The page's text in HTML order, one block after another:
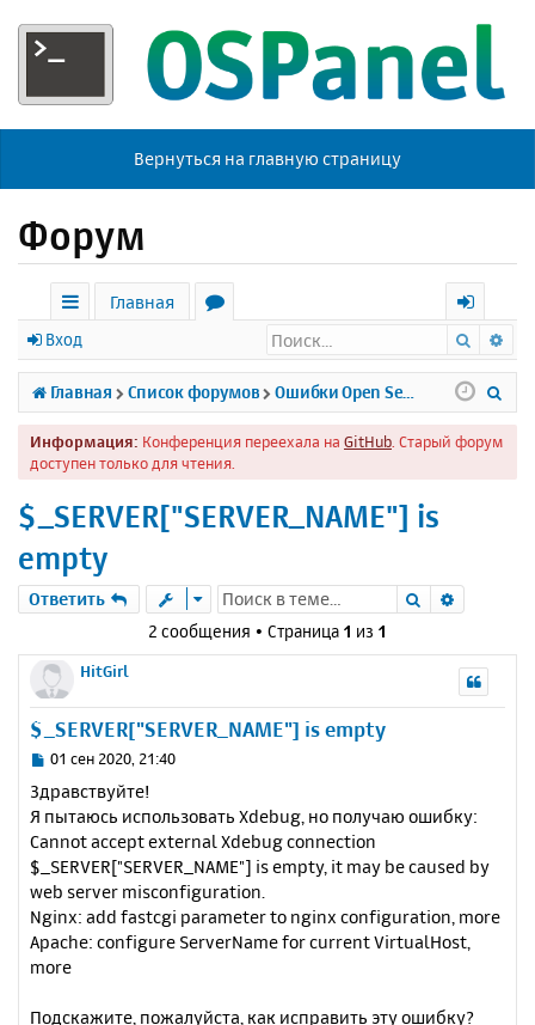
Вернуться на главную страницу
Форум
с
ы
л
к
Главная
р
у
м
х
о
д
Вход Поиск
Главная Список форумов
Информация: Конференция переехала на GitHub . Старый форум
доступен только для чтения.
$_SERVER["SERVER_NAME"] is
empty
Ответить Поиск
2 сообщения • Страница 1 из 1
HitGirl
$_SERVER["SERVER_NAME"] is empty
С
о
б
щ
е
н
и
е
01 сен 2020, 21:40
Здравствуйте!
Я пытаюсь использовать Xdebug, но получаю ошибку:
Cannot accept external Xdebug connection
$_SERVER["SERVER_NAME"] is empty, it may be caused by
web server misconfiguration.
Nginx: add fastcgi parameter to nginx configuration, more
Apache: configure ServerName for current VirtualHost,
more
Подскажите, пожалуйста, как исправить эту ошибку?